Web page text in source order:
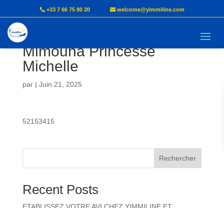
+33 7 66 75 80 20 welcome@yimmiline.com
NDONGO EKANGA
Mimouna Princesse
Michelle
par | Juin 21, 2025
52153415
Rechercher
Recent Posts